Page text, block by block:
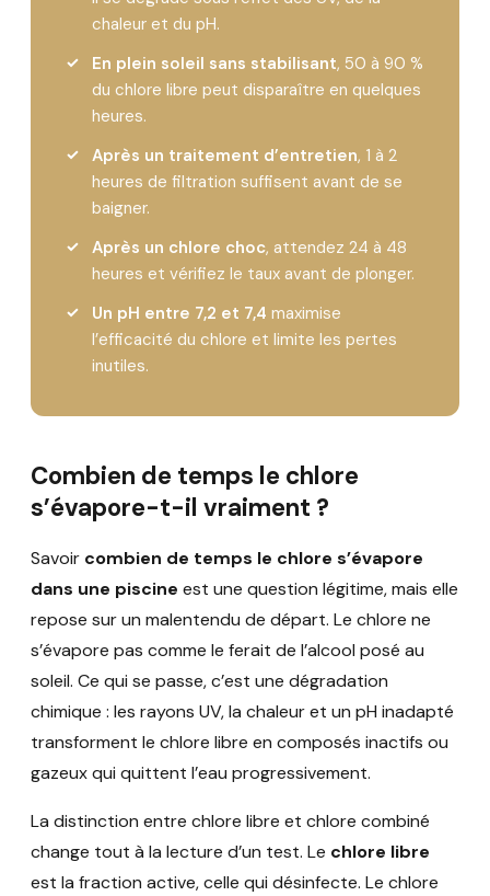
chaleur et du pH.
En plein soleil sans stabilisant, 50 à 90 %
du chlore libre peut disparaître en quelques
heures.
Après un traitement d’entretien, 1 à 2
heures de filtration suffisent avant de se
baigner.
Après un chlore choc, attendez 24 à 48
heures et vérifiez le taux avant de plonger.
Un pH entre 7,2 et 7,4 maximise
l’efficacité du chlore et limite les pertes
inutiles.
Combien de temps le chlore
s’évapore-t-il vraiment ?
Savoir combien de temps le chlore s’évapore
dans une piscine est une question légitime, mais elle
repose sur un malentendu de départ. Le chlore ne
s’évapore pas comme le ferait de l’alcool posé au
soleil. Ce qui se passe, c’est une dégradation
chimique : les rayons UV, la chaleur et un pH inadapté
transforment le chlore libre en composés inactifs ou
gazeux qui quittent l’eau progressivement.
La distinction entre chlore libre et chlore combiné
change tout à la lecture d’un test. Le chlore libre
est la fraction active, celle qui désinfecte. Le chlore